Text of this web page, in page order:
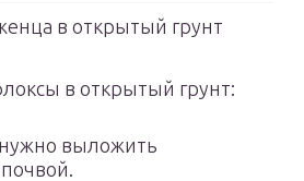
в открытый грунт
в открытый грунт:
выложить